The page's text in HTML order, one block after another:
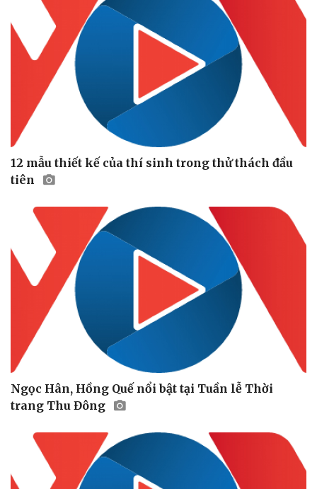
Thể thao
Bóng đá
Lịch thi đấu bóng đá
Thế giới thể thao
eSports
Hậu trường
Ô tô - Xe máy
Ô tô
Xe máy
Tư vấn
12 mẫu thiết kế của thí sinh trong thử thách đầu
tiên
Ngọc Hân, Hồng Quế nổi bật tại Tuần lễ Thời
trang Thu Đông